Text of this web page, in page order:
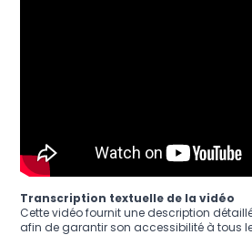
Transcription textuelle de la vidéo
Cette vidéo fournit une description
afin de garantir son accessibilité à tous